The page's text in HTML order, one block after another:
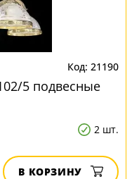
21190
5 подвесные
2 шт.
В КОРЗИНУ